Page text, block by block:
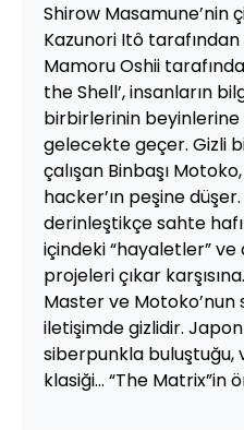
Shirow Masamune’nin
Kazunori Itô
Mamoru Oshii
the Shell’, insanların
birbirlerinin
gelecekte geçer. Gizli
çalışan Binbaşı
hacker’ın peşine
derinleştikçe sahte
içindeki “hayaletler”
projeleri çıkar
Master ve
iletişimde gizlidir.
siberpunkla buluştuğu,
klasiği… “The Matrix”in